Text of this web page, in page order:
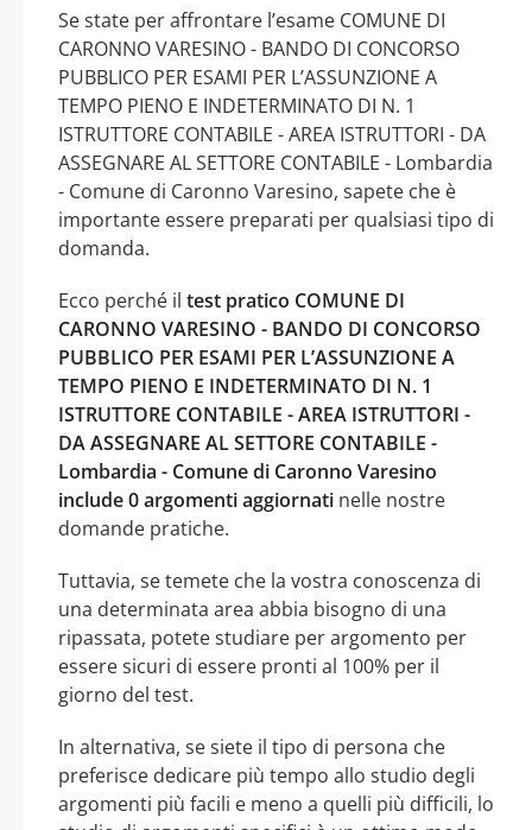
Se state per affrontare l’esame COMUNE DI
CARONNO VARESINO - BANDO DI CONCORSO
PUBBLICO PER ESAMI PER L’ASSUNZIONE A
TEMPO PIENO E INDETERMINATO DI N. 1
ISTRUTTORE CONTABILE - AREA ISTRUTTORI - DA
ASSEGNARE AL SETTORE CONTABILE - Lombardia
- Comune di Caronno Varesino, sapete che è
importante essere preparati per qualsiasi tipo di
domanda.
Ecco perché il test pratico COMUNE DI
CARONNO VARESINO - BANDO DI CONCORSO
PUBBLICO PER ESAMI PER L’ASSUNZIONE A
TEMPO PIENO E INDETERMINATO DI N. 1
ISTRUTTORE CONTABILE - AREA ISTRUTTORI -
DA ASSEGNARE AL SETTORE CONTABILE -
Lombardia - Comune di Caronno Varesino
include 0 argomenti aggiornati nelle nostre
domande pratiche.
Tuttavia, se temete che la vostra conoscenza di
una determinata area abbia bisogno di una
ripassata, potete studiare per argomento per
essere sicuri di essere pronti al 100% per il
giorno del test.
In alternativa, se siete il tipo di persona che
preferisce dedicare più tempo allo studio degli
argomenti più facili e meno a quelli più difficili, lo